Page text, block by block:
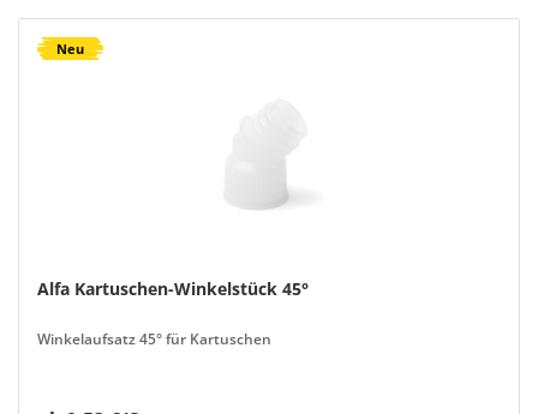
Neu
Alfa Kartuschen-Winkelstück 45°
Winkelaufsatz 45° für Kartuschen